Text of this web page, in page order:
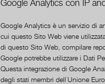
Google Analytics con IP
Google Analytics è un servizio di
cui questo Sito Web viene
di questo Sito Web, compilare
Google potrebbe utilizzare i Dati
Questa integrazione di Google
degli stati membri dell´Unione